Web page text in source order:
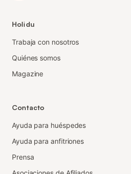
Holidu
Trabaja con nosotros
Quiénes somos
Magazine
Contacto
Ayuda para huéspedes
Ayuda para anfitriones
Prensa